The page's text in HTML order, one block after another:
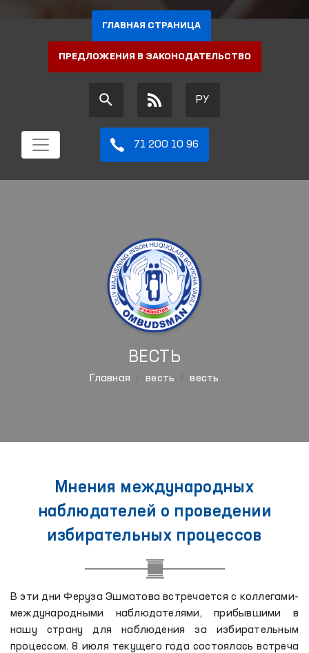
ГЛАВНАЯ СТРАНИЦА
ПРЕДЛОЖЕНИЯ В ЗАКОНОДАТЕЛЬСТВО
РУ
71 200 10 96
ВЕСТЬ
Главная весть весть
Мнения международных
наблюдателей о проведении
избирательных процессов
В эти дни Феруза Эшматова встречается с коллегами-
международными наблюдателями, прибывшими в
нашу страну для наблюдения за избирательным
процессом. 8 июля текущего года состоялась встреча